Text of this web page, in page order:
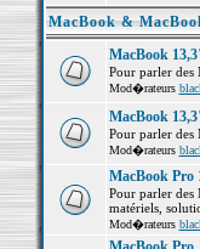
MacBook &
MacBook
Pour parler des
Mod�rateurs
MacBook
Pour parler
Mod�rateurs
MacBook Pro
Pour parler
matériels,
Mod�rateurs